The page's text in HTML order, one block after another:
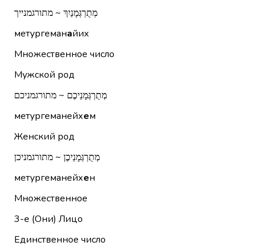
מְתֻרְגְּמָנַיִךְ ~ מתורגמנייך
метургеманайих
Множественное число
Мужской род
מְתֻרְגְּמָנֵיכֶם ~ מתורגמניכם
метургеманейхем
Женский род
מְתֻרְגְּמָנֵיכֶן ~ מתורגמניכן
метургеманейхен
Множественное
3-е (Они) Лицо
Единственное число